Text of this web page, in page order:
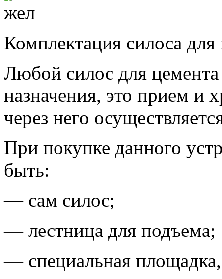
Комплектация силоса для
Любой силос для
назначения, это прием и
через него
При покупке данного
быть:
— сам силос;
— лестница для подъема;
— специальная